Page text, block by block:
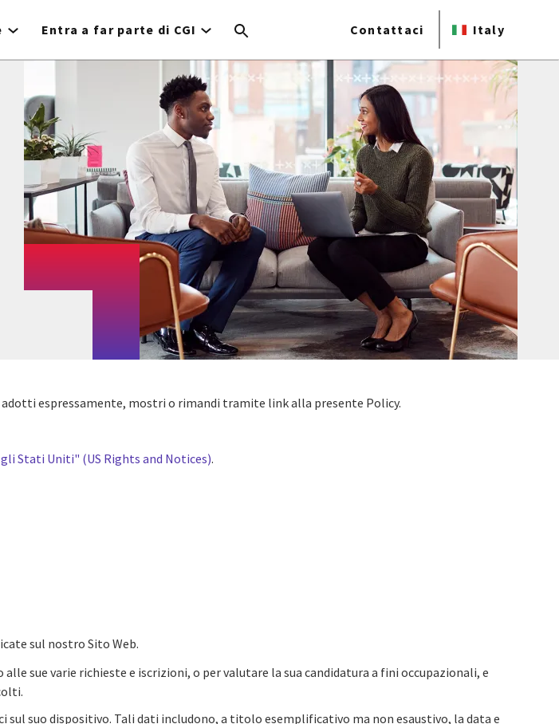
Entra a far parte di CGI Contattaci Italy
espressamente, mostri o rimandi tramite link alla presente Policy.
Stati Uniti" (US Rights and Notices).
sul nostro Sito Web.
sue varie richieste e iscrizioni, o per valutare la sua candidatura a fini occupazionali, e
suo dispositivo. Tali dati includono, a titolo esemplificativo ma non esaustivo, la data e